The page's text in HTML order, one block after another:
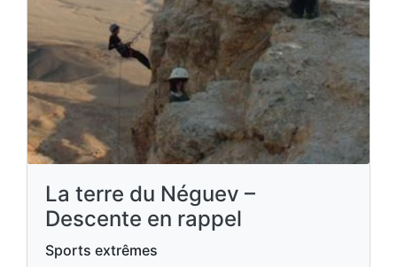
La terre du Néguev –
Descente en rappel
Sports extrêmes